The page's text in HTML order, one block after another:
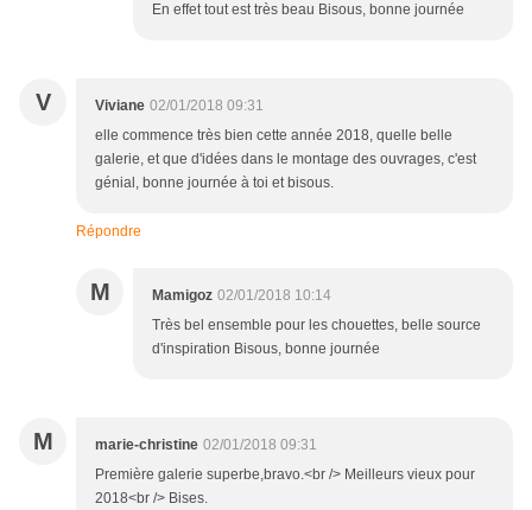
En effet tout est très beau Bisous, bonne journée
V Viviane 02/01/2018 09:31
elle commence très bien cette année 2018, quelle belle
galerie, et que d'idées dans le montage des ouvrages, c'est
génial, bonne journée à toi et bisous.
Répondre
M Mamigoz 02/01/2018 10:14
Très bel ensemble pour les chouettes, belle source
d'inspiration Bisous, bonne journée
M marie-christine 02/01/2018 09:31
Première galerie superbe,bravo.<br /> Meilleurs vieux pour
2018<br /> Bises.